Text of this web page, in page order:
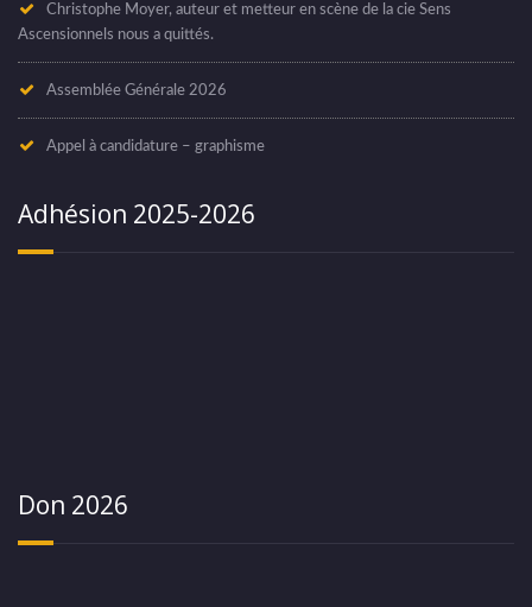
Christophe Moyer, auteur et metteur en scène de la cie Sens
Ascensionnels nous a quittés.
Assemblée Générale 2026
Appel à candidature – graphisme
Adhésion 2025-2026
Don 2026